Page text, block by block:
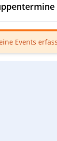
Events